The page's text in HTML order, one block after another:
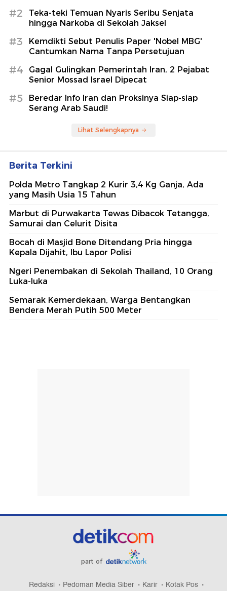
#2
Teka-teki Temuan Nyaris Seribu Senjata
hingga Narkoba di Sekolah Jaksel
#3
Kemdikti Sebut Penulis Paper 'Nobel MBG'
Cantumkan Nama Tanpa Persetujuan
#4
Gagal Gulingkan Pemerintah Iran, 2 Pejabat
Senior Mossad Israel Dipecat
#5
Beredar Info Iran dan Proksinya Siap-siap
Serang Arab Saudi!
Lihat Selengkapnya
Berita Terkini
Polda Metro Tangkap 2 Kurir 3,4 Kg Ganja, Ada
yang Masih Usia 15 Tahun
Marbut di Purwakarta Tewas Dibacok Tetangga,
Samurai dan Celurit Disita
Bocah di Masjid Bone Ditendang Pria hingga
Kepala Dijahit, Ibu Lapor Polisi
Ngeri Penembakan di Sekolah Thailand, 10 Orang
Luka-luka
Semarak Kemerdekaan, Warga Bentangkan
Bendera Merah Putih 500 Meter
part of
Redaksi Pedoman Media Siber Karir Kotak Pos